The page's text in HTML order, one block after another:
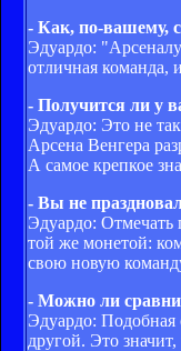
- Как, по-вашему,
Эдуардо:
отличная команда,
- Получится ли у
Эдуардо: Это не
Арсена Венгера
А самое крепкое
- Вы не
Эдуардо: Отмечать
той же монетой:
свою новую
- Можно ли
Эдуардо: Подобная
другой. Это